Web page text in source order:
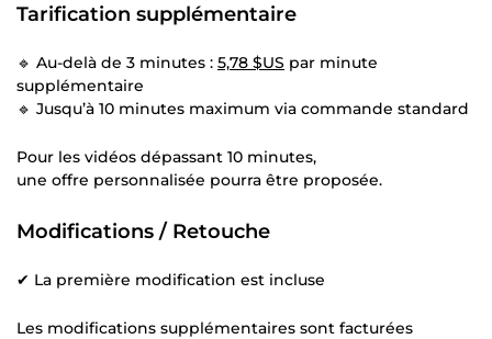
Tarification supplémentaire
🔹 Au-delà de 3 minutes : 5,78 $US par minute
supplémentaire
🔹 Jusqu’à 10 minutes maximum via commande standard
Pour les vidéos dépassant 10 minutes,
une offre personnalisée pourra être proposée.
Modifications / Retouche
✔ La première modification est incluse
Les modifications supplémentaires sont facturées